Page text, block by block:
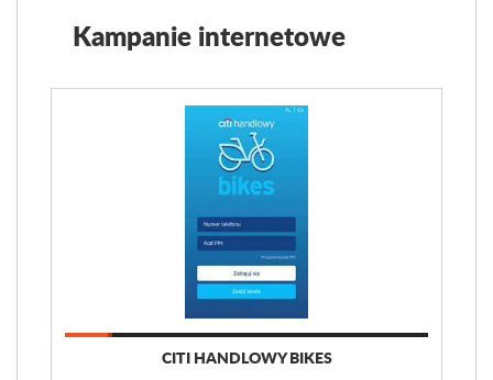
Kampanie internetowe
CITI HANDLOWY BIKES